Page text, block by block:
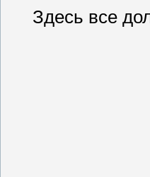
Здесь все